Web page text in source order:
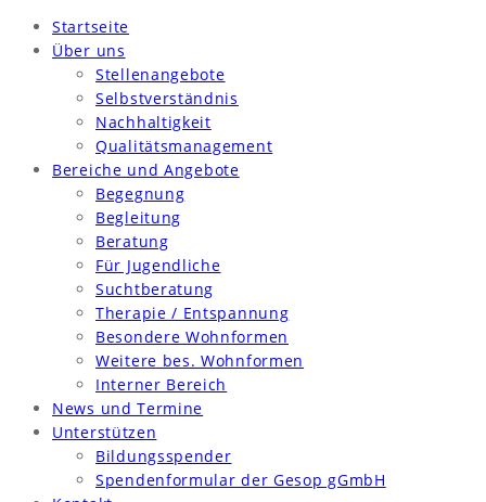
Startseite
Über uns
Stellenangebote
Selbstverständnis
Nachhaltigkeit
Qualitätsmanagement
Bereiche und Angebote
Begegnung
Begleitung
Beratung
Für Jugendliche
Suchtberatung
Therapie / Entspannung
Besondere Wohnformen
Weitere bes. Wohnformen
Interner Bereich
News und Termine
Unterstützen
Bildungsspender
Spendenformular der Gesop gGmbH